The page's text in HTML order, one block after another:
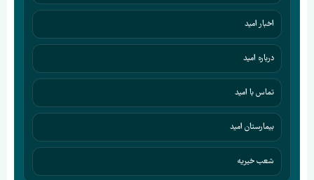
اخبار امید
درباره امید
تماس با امید
بیمارستان امید
شعب خیریه